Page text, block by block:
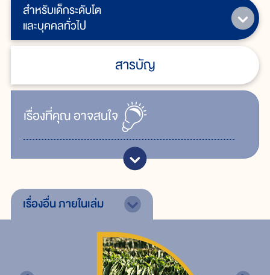
สำหรับเด็กระดับโต
และบุคคลทั่วไป
สารบัญ
เรื่ิองที่คุณอาจสนใจ
เรื่องอื่นภายในเล่ม